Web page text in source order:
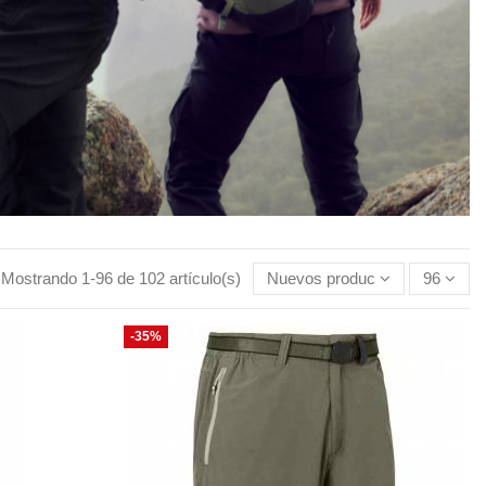
Mostrando 1-96 de 102 artículo(s) Nuevos productos primero
96
-35%